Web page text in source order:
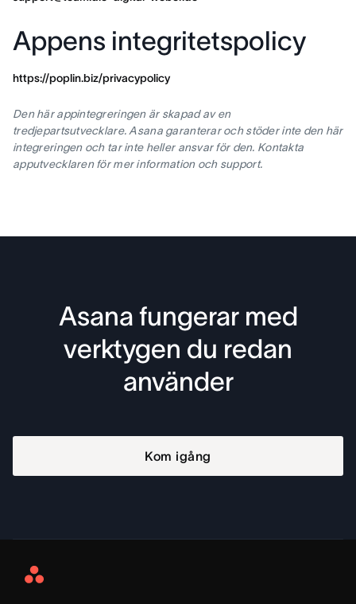
Appens integritetspolicy
https://poplin.biz/privacypolicy
Den här appintegreringen är skapad av en
tredjepartsutvecklare. Asana garanterar och stöder inte den här
integreringen och tar inte heller ansvar för den. Kontakta
apputvecklaren för mer information och support.
Asana fungerar med
verktygen du redan
använder
Kom igång
Asana